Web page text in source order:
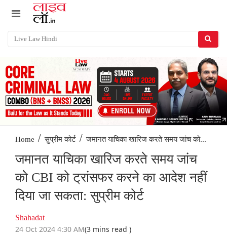
Home / सुप्रीम कोर्ट / जमानत याचिका खारिज करते समय जांच को...
जमानत याचिका खारिज करते समय जांच
को CBI को ट्रांसफर करने का आदेश नहीं
दिया जा सकता: सुप्रीम कोर्ट
Shahadat
24 Oct 2024 4:30 AM(3 mins read )